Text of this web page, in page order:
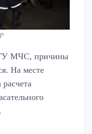
МЧС, причины
На месте